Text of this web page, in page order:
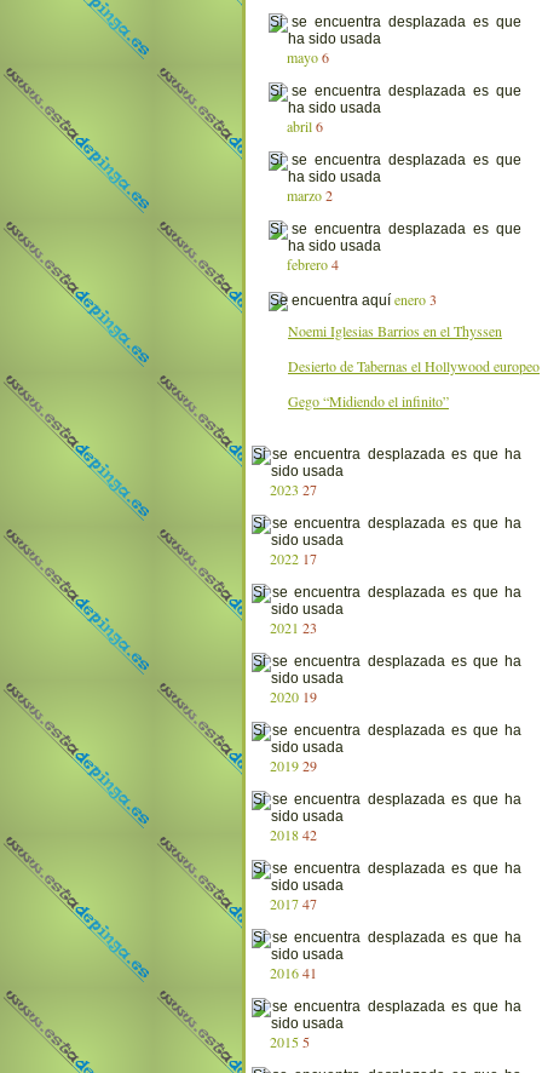
mayo 6
abril 6
marzo 2
febrero 4
enero 3
Noemi Iglesias Barrios en el Thyssen
Desierto de Tabernas el Hollywood europeo
Gego “Midiendo el infinito”
2023 27
2022 17
2021 23
2020 19
201929
201842
201747
201641
2015 5